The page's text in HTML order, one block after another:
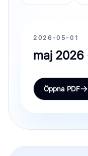
2026-05-01
maj 2026
Öppna PDF